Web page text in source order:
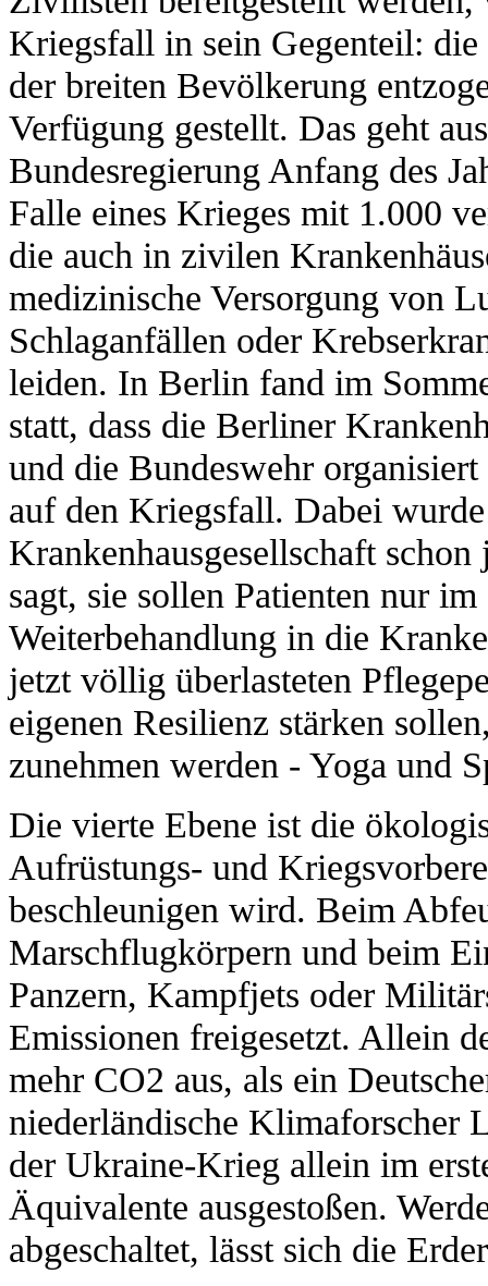
Kriegsfall in sein Gegenteil:
der breiten Bevölkerung
Verfügung gestellt. Das geht
Bundesregierung Anfang des
Falle eines Krieges mit 1.000
die auch in zivilen
medizinische Versorgung von
Schlaganfällen oder
leiden. In Berlin fand im
statt, dass die Berliner
und die Bundeswehr
auf den Kriegsfall. Dabei
Krankenhausgesellschaft
sagt, sie sollen Patienten nur
Weiterbehandlung in die
jetzt völlig überlasteten
eigenen Resilienz stärken
zunehmen werden - Yoga und
Die vierte Ebene ist die
Aufrüstungs- und
beschleunigen wird. Beim
Marschflugkörpern und beim
Panzern, Kampfjets oder
Emissionen freigesetzt. Allein
mehr CO2 aus, als ein
niederländische Klimaforscher
der Ukraine-Krieg allein im
Äquivalente ausgestoßen.
abgeschaltet, lässt sich die